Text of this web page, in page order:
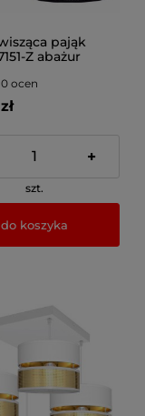
pająk
Z abażur
0 ocen
+
szt.
do koszyka